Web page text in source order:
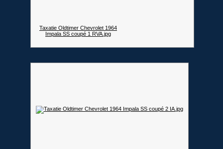
Taxatie Oldtimer Chevrolet 1964
Impala SS coupé 1 RVA.jpg